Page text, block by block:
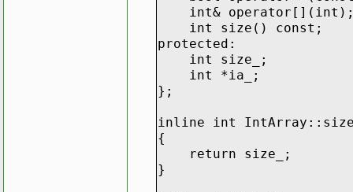
int&
int size() const;
protected:
int size_;
int *ia_;
};
inline int
{
return size_;
}